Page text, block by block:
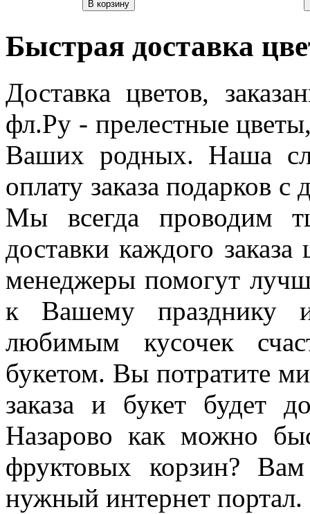
Быстрая доставка
Доставка цветов,
фл.Ру - прелестные
Ваших родных. Наша
оплату заказа подарков с
Мы всегда проводим
доставки каждого
менеджеры помогут
к Вашему празднику
любимым кусочек
букетом. Вы потратите
заказа и букет будет
Назарово как можно
фруктовых корзин?
нужный интернет портал.